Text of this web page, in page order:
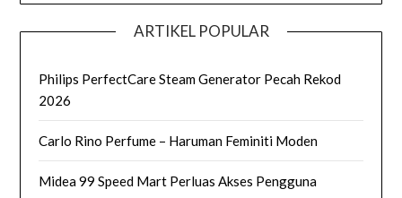
ARTIKEL POPULAR
Philips PerfectCare Steam Generator Pecah Rekod
2026
Carlo Rino Perfume – Haruman Feminiti Moden
Midea 99 Speed Mart Perluas Akses Pengguna